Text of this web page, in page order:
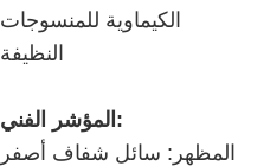
الكيماوية للمنسوجات
النظيفة
المؤشر الفني:
المظهر: سائل شفاف أصفر